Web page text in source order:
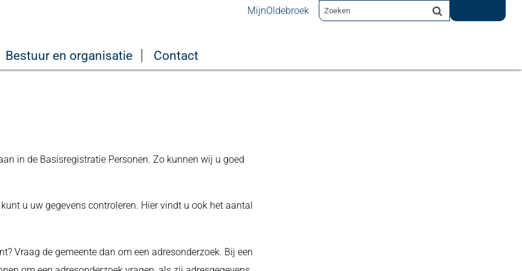
MijnOldebroek
Bestuur en organisatie Contact
in de Basisregistratie Personen. Zo kunnen wij u goed
u uw gegevens controleren. Hier vindt u ook het aantal
Vraag de gemeente dan om een adresonderzoek. Bij een